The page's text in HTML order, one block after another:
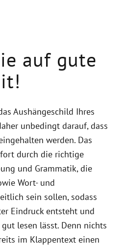
auf gute
Aushängeschild Ihres
unbedingt darauf, dass
werden. Das
durch die richtige
und Grammatik, die
Wort- und
sein sollen, sodass
Eindruck entsteht und
lesen lässt. Denn nichts
im Klappentext einen